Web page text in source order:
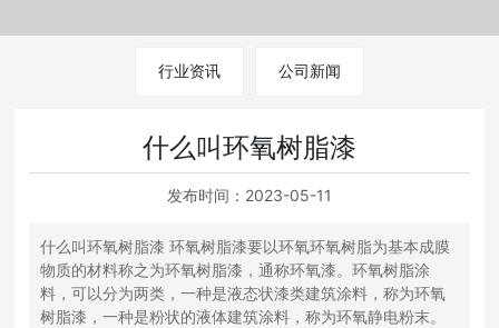
行业资讯 公司新闻
什么叫环氧树脂漆
发布时间： 2023-05-11
什么叫环氧树脂漆 环氧树脂漆要以环氧环氧树脂为基本成膜
物质的材料称之为环氧树脂漆，通称环氧漆。环氧树脂涂
料，可以分为两类，一种是液态状漆类建筑涂料，称为环氧
树脂漆，一种是粉状的液体建筑涂料，称为环氧静电粉末。